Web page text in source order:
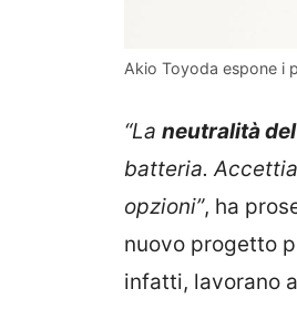
Akio Toyoda espone i
“La neutralità
batteria.
opzioni”, ha
nuovo progetto
infatti, lavorano